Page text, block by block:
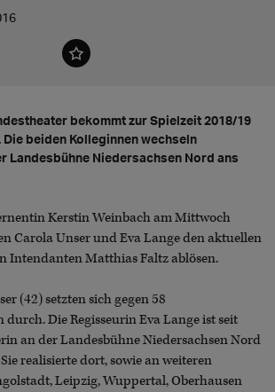
bekommt zur Spielzeit 2018/19
beiden Kolleginnen wechseln
Landesbühne Niedersachsen Nord ans
Kerstin Weinbach am Mittwoch
Carola Unser und Eva Lange den aktuellen
Intendanten Matthias Faltz ablösen.
(42) setzten sich gegen 58
Die Regisseurin Eva Lange ist seit
an der Landesbühne Niedersachsen Nord
realisierte dort, sowie an weiteren
Leipzig, Wuppertal, Oberhausen